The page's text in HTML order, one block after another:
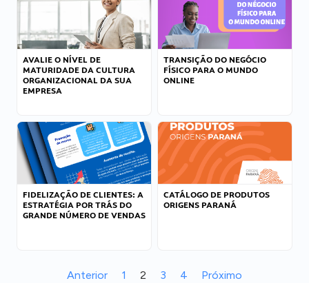
AVALIE O NÍVEL DE
MATURIDADE DA CULTURA
ORGANIZACIONAL DA SUA
EMPRESA
TRANSIÇÃO DO NEGÓCIO
FÍSICO PARA O MUNDO
ONLINE
FIDELIZAÇÃO DE CLIENTES: A
ESTRATÉGIA POR TRÁS DO
GRANDE NÚMERO DE VENDAS
CATÁLOGO DE PRODUTOS
ORIGENS PARANÁ
Anterior 1 2 3 4 Próximo